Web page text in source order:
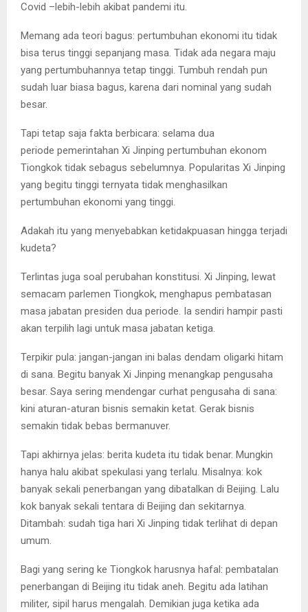
Covid –lebih-lebih akibat pandemi itu.
Memang ada teori bagus: pertumbuhan ekonomi itu tidak
bisa terus tinggi sepanjang masa. Tidak ada negara maju
yang pertumbuhannya tetap tinggi. Tumbuh rendah pun
sudah luar biasa bagus, karena dari nominal yang sudah
besar.
Tapi tetap saja fakta berbicara: selama dua
periode pemerintahan Xi Jinping pertumbuhan ekonom
Tiongkok tidak sebagus sebelumnya. Popularitas Xi Jinping
yang begitu tinggi ternyata tidak menghasilkan
pertumbuhan ekonomi yang tinggi.
Adakah itu yang menyebabkan ketidakpuasan hingga terjadi
kudeta?
Terlintas juga soal perubahan konstitusi. Xi Jinping, lewat
semacam parlemen Tiongkok, menghapus pembatasan
masa jabatan presiden dua periode. Ia sendiri hampir pasti
akan terpilih lagi untuk masa jabatan ketiga.
Terpikir pula: jangan-jangan ini balas dendam oligarki hitam
di sana. Begitu banyak Xi Jinping menangkap pengusaha
besar. Saya sering mendengar curhat pengusaha di sana:
kini aturan-aturan bisnis semakin ketat. Gerak bisnis
semakin tidak bebas bermanuver.
Tapi akhirnya jelas: berita kudeta itu tidak benar. Mungkin
hanya halu akibat spekulasi yang terlalu. Misalnya: kok
banyak sekali penerbangan yang dibatalkan di Beijing. Lalu
kok banyak sekali tentara di Beijing dan sekitarnya.
Ditambah: sudah tiga hari Xi Jinping tidak terlihat di depan
umum.
Bagi yang sering ke Tiongkok harusnya hafal: pembatalan
penerbangan di Beijing itu tidak aneh. Begitu ada latihan
militer, sipil harus mengalah. Demikian juga ketika ada